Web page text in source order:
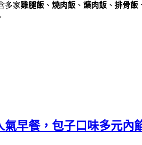
多家雞腿飯 、 燒肉飯 、 爌肉飯 、 排骨飯
早餐，包子口味多元內